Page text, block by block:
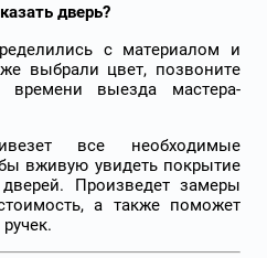
дверь?
с материалом и
выбрали цвет, позвоните
времени выезда мастера-
все необходимые
вживую увидеть покрытие
Произведет замеры
а также поможет